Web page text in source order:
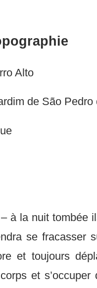
Alto
de São Pedro
à la nuit tombée
se fracasser
et toujours
et